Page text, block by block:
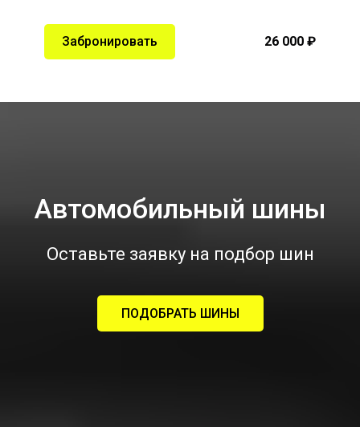
Забронировать 26 000 ₽
Автомобильный шины
Оставьте заявку на подбор шин
ПОДОБРАТЬ ШИНЫ